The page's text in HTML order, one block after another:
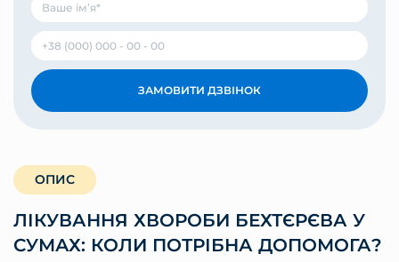
ЗАМОВИТИ ДЗВІНОК
ОПИС
ЛІКУВАННЯ ХВОРОБИ БЕХТЄРЄВА У
СУМАХ: КОЛИ ПОТРІБНА ДОПОМОГА?